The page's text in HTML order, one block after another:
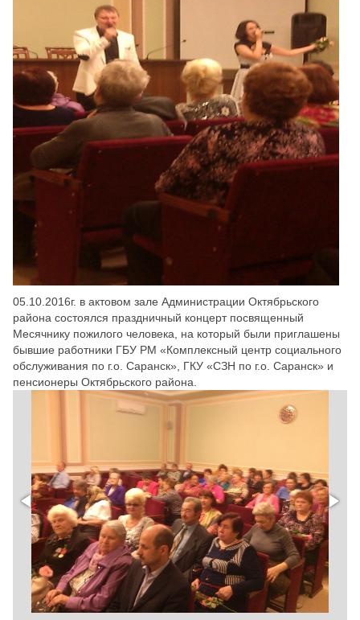
05.10.2016г. в актовом зале Администрации Октябрьского
района состоялся праздничный концерт посвященный
Месячнику пожилого человека, на который были приглашены
бывшие работники ГБУ РМ «Комплексный центр социального
обслуживания по г.о. Саранск», ГКУ «СЗН по г.о. Саранск» и
пенсионеры Октябрьского района.